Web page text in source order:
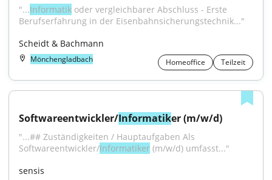
"...Informatik oder vergleichbarer Abschluss - Erste
Berufserfahrung in der Eisenbahnsicherungstechnik..."
Scheidt & Bachmann
Mönchengladbach Homeoffice Teilzeit
Softwareentwickler/Informatiker (m/w/d)
"...## Zuständigkeiten / Hauptaufgaben Als
Softwareentwickler/Informatiker (m/w/d) umfasst..."
sensis